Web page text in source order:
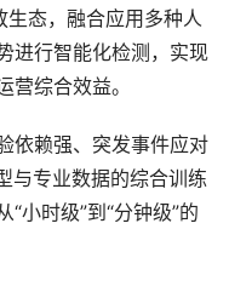
态，融合应用多种人
进行智能化检测，实现
营综合效益。
依赖强、突发事件应对
与专业数据的综合训练
小时级”到“分钟级”的